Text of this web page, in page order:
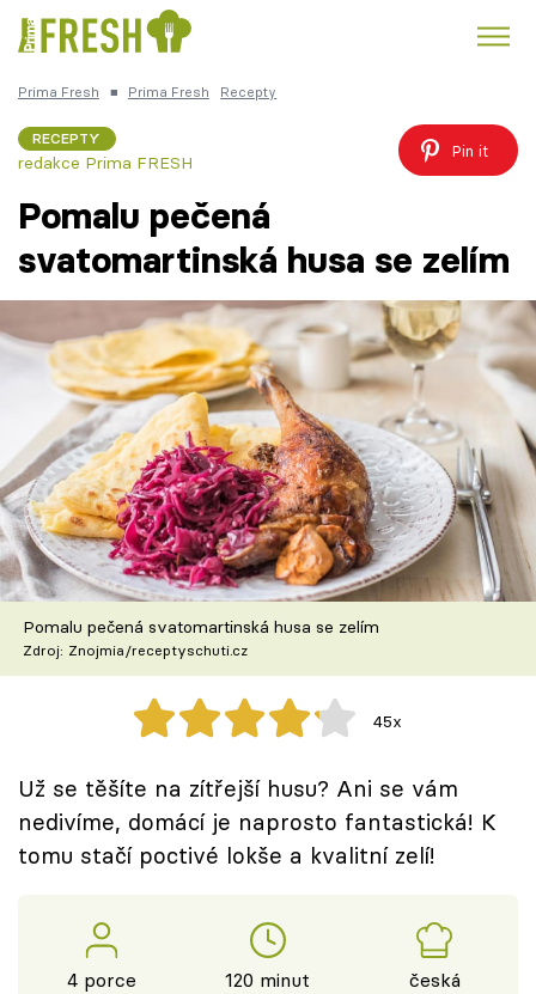
Česká kuchyně Čokoláda
Témata
Recepty
Články
TV Program
Škola vaření
Recepty z TV
Speciál: Cuketa
Těhotnej kuchař
Sledujte prima+
Přihlášení
Sledujte nás
Prima Fresh ■ Prima Fresh Recepty
RECEPTY
redakce Prima FRESH
Pin it
Pomalu pečená
svatomartinská husa se zelím
Pomalu pečená svatomartinská husa se zelím
Zdroj: Znojmia/receptyschuti.cz
45x
Už se těšíte na zítřejší husu? Ani se vám
nedivíme, domácí je naprosto fantastická! K
tomu stačí poctivé lokše a kvalitní zelí!
4 porce 120 minut česká